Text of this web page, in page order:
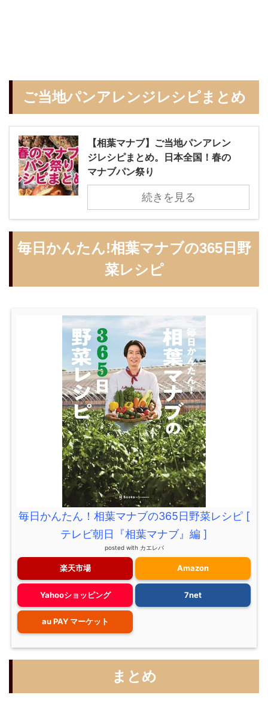
ご当地パンアレンジレシピまとめ
【相葉マナブ】ご当地パンアレン
ジレシピまとめ。日本全国！春の
マナブパン祭り
続きを見る
毎日かんたん!相葉マナブの365日野
菜レシピ
毎日かんたん！相葉マナブの365日野菜レシピ [
テレビ朝日『相葉マナブ』編 ]
posted with カエレバ
楽天市場 Amazon
Yahooショッピング 7net
au PAY マーケット
まとめ